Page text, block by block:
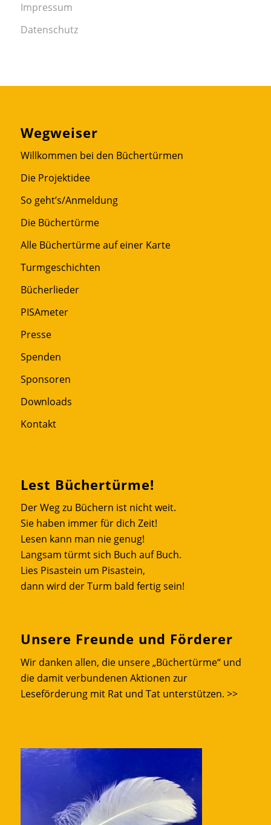
Impressum
Datenschutz
Wegweiser
Willkommen bei den Büchertürmen
Die Projektidee
So geht’s/Anmeldung
Die Büchertürme
Alle Büchertürme auf einer Karte
Turmgeschichten
Bücherlieder
PISAmeter
Presse
Spenden
Sponsoren
Downloads
Kontakt
Lest Büchertürme!
Der Weg zu Büchern ist nicht weit.
Sie haben immer für dich Zeit!
Lesen kann man nie genug!
Langsam türmt sich Buch auf Buch.
Lies Pisastein um Pisastein,
dann wird der Turm bald fertig sein!
Unsere Freunde und Förderer
Wir danken allen, die unsere „Büchertürme“ und
die damit verbundenen Aktionen zur
Leseförderung mit Rat und Tat unterstützen. >>